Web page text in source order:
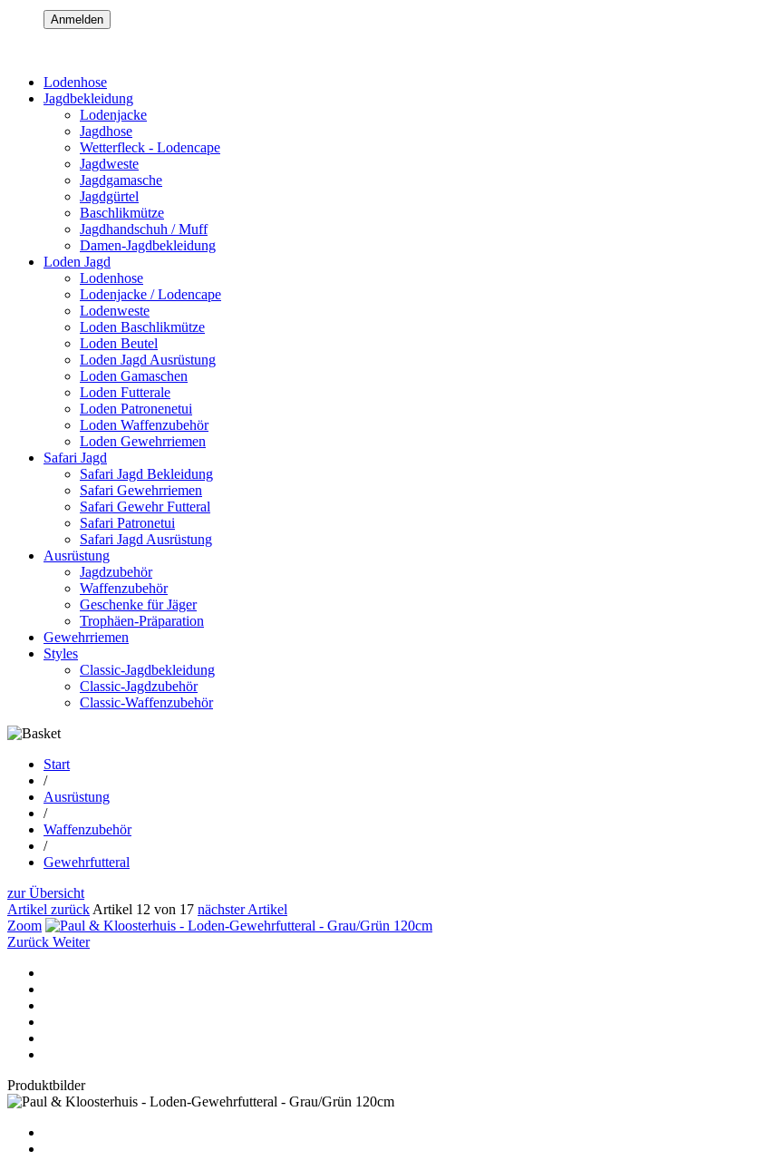
Anmelden
Lodenhose
Jagdbekleidung
Lodenjacke
Jagdhose
Wetterfleck - Lodencape
Jagdweste
Jagdgamasche
Jagdgürtel
Baschlikmütze
Jagdhandschuh / Muff
Damen-Jagdbekleidung
Loden Jagd
Lodenhose
Lodenjacke / Lodencape
Lodenweste
Loden Baschlikmütze
Loden Beutel
Loden Jagd Ausrüstung
Loden Gamaschen
Loden Futterale
Loden Patronenetui
Loden Waffenzubehör
Loden Gewehrriemen
Safari Jagd
Safari Jagd Bekleidung
Safari Gewehrriemen
Safari Gewehr Futteral
Safari Patronetui
Safari Jagd Ausrüstung
Ausrüstung
Jagdzubehör
Waffenzubehör
Geschenke für Jäger
Trophäen-Präparation
Gewehrriemen
Styles
Classic-Jagdbekleidung
Classic-Jagdzubehör
Classic-Waffenzubehör
Start
/
Ausrüstung
/
Waffenzubehör
/
Gewehrfutteral
zur Übersicht
Artikel zurück Artikel 12 von 17 nächster Artikel
Zoom
Zurück Weiter
Produktbilder